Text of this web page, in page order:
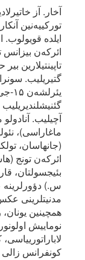
آخار. آز
ایلده قویولوب.
ائرکه‌ن بیزانس
تاپینتیلارین
گتیریلیب.
آچیلیب.
ماغاراسی)،
(جانهاسان،
ائرکه‌ن تونج
بئیجسولتان،
س.) دؤورلرینه
مدنیتلرینی
همچینین یونان،
نوماییش
لاباراتورییاسی،
کونفرانس زالی